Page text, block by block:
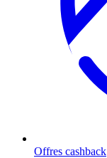
Offres cashback